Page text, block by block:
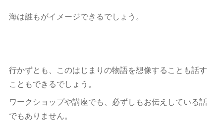
海は誰もがイメージできるでしょう。
行かずとも、このはじまりの物語を想像することも話す
こともできるでしょう。
ワークショップや講座でも、必ずしもお伝えしている話
でもありません。